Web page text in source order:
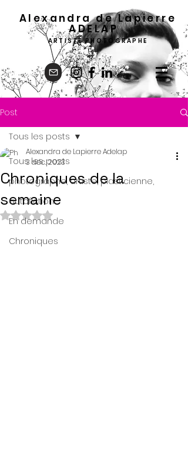
Alexandra de Lapierre
ADELAP
ARTISTE PHOTOGRAPHE
Post
Tous les posts
photographe, artiste, plasticienne,
autofiction
En demande
Chroniques
Tous les posts
Chroniques de la
semaine
Alexandra de Lapierre Adelap
3 déc. 2023
Noté NaN étoiles sur 5.